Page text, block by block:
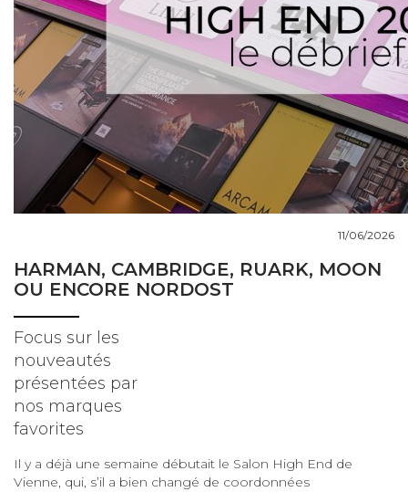
DOSSIERS
NOUS CONTACTER
HARMAN, CAMBRIDGE, RUARK, MOON
OU ENCORE NORDOST
11/06/2026
Focus sur les
nouveautés
présentées par
nos marques
favorites
Il y a déjà une semaine débutait le Salon High End de
Vienne, qui, s’il a bien changé de coordonnées